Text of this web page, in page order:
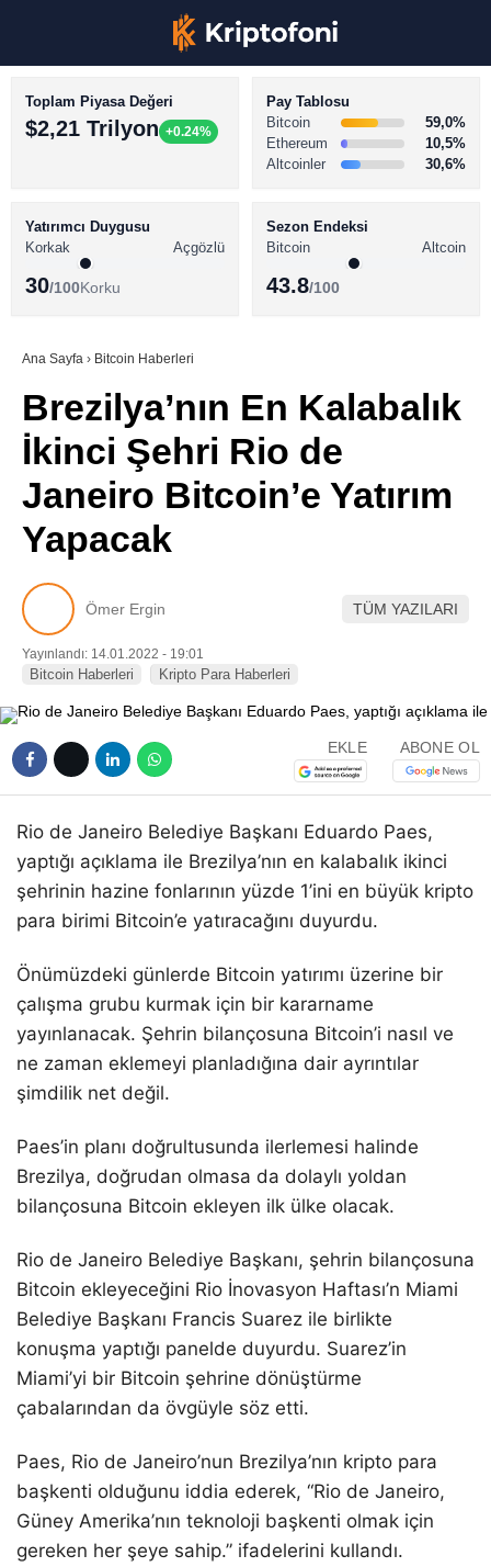
Youtube
TikTok
BİTCOİN HABERLERİ
ALTCOİN HABERLERİ
SÖZLÜK
Toplam Piyasa Değeri
$2,21 Trilyon +0.24%
Pay Tablosu
Bitcoin
59,0%
Ethereum
10,5%
Altcoinler
30,6%
Yatırımcı Duygusu
Korkak
Açgözlü
30/100Korku
Sezon Endeksi
Bitcoin
Altcoin
43.8/100
Ana Sayfa › Bitcoin Haberleri
Brezilya’nın En Kalabalık
İkinci Şehri Rio de
Janeiro Bitcoin’e Yatırım
Yapacak
Ömer Ergin TÜM YAZILARI
Yayınlandı: 14.01.2022 - 19:01
Bitcoin Haberleri Kripto Para Haberleri
EKLE ABONE OL
Rio de Janeiro Belediye Başkanı Eduardo Paes,
yaptığı açıklama ile Brezilya’nın en kalabalık ikinci
şehrinin hazine fonlarının yüzde 1’ini en büyük kripto
para birimi Bitcoin’e yatıracağını duyurdu.
Önümüzdeki günlerde Bitcoin yatırımı üzerine bir
çalışma grubu kurmak için bir kararname
yayınlanacak. Şehrin bilançosuna Bitcoin’i nasıl ve
ne zaman eklemeyi planladığına dair ayrıntılar
şimdilik net değil.
Paes’in planı doğrultusunda ilerlemesi halinde
Brezilya, doğrudan olmasa da dolaylı yoldan
bilançosuna Bitcoin ekleyen ilk ülke olacak.
Rio de Janeiro Belediye Başkanı, şehrin bilançosuna
Bitcoin ekleyeceğini Rio İnovasyon Haftası’n Miami
Belediye Başkanı Francis Suarez ile birlikte
konuşma yaptığı panelde duyurdu. Suarez’in
Miami’yi bir Bitcoin şehrine dönüştürme
çabalarından da övgüyle söz etti.
Paes, Rio de Janeiro’nun Brezilya’nın kripto para
başkenti olduğunu iddia ederek, “Rio de Janeiro,
Güney Amerika’nın teknoloji başkenti olmak için
gereken her şeye sahip.” ifadelerini kullandı.